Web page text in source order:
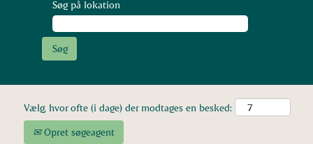
Søg på lokation
Vælg, hvor ofte (i dage) der modtages en besked:
Opret søgeagent